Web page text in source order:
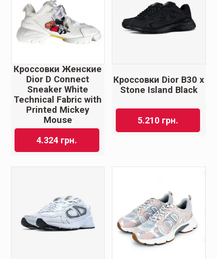
Кроссовки Женские
Dior D Connect
Sneaker White
Technical Fabric with
Printed Mickey
Mouse
4.324 грн.
Кроссовки Dior B30 x
Stone Island Black
5.210 грн.